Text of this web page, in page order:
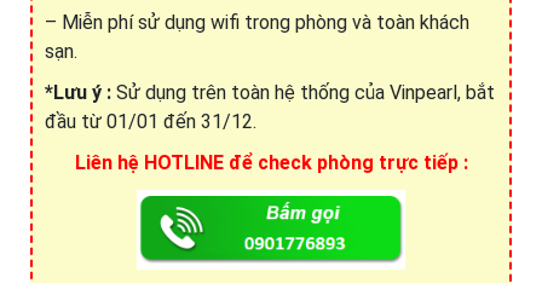
– Miễn phí sử dụng wifi trong phòng và toàn khách
sạn.
*Lưu ý : Sử dụng trên toàn hệ thống của Vinpearl, bắt
đầu từ 01/01 đến 31/12.
Liên hệ HOTLINE để check phòng trực tiếp :